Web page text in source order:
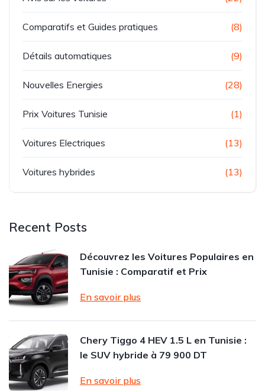
Comparatifs et Guides pratiques (8)
Détails automatiques (9)
Nouvelles Energies (28)
Prix Voitures Tunisie (1)
Voitures Electriques (13)
Voitures hybrides (13)
Recent Posts
Découvrez les Voitures Populaires en
Tunisie : Comparatif et Prix
En savoir plus
Chery Tiggo 4 HEV 1.5 L en Tunisie :
le SUV hybride à 79 900 DT
En savoir plus